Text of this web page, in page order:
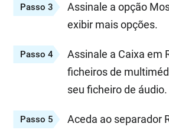
Passo 3
Assinale a opção
exibir mais opções.
Passo 4
Assinale a Caixa em
ficheiros de
seu ficheiro de áudio.
Passo 5
Aceda ao separador